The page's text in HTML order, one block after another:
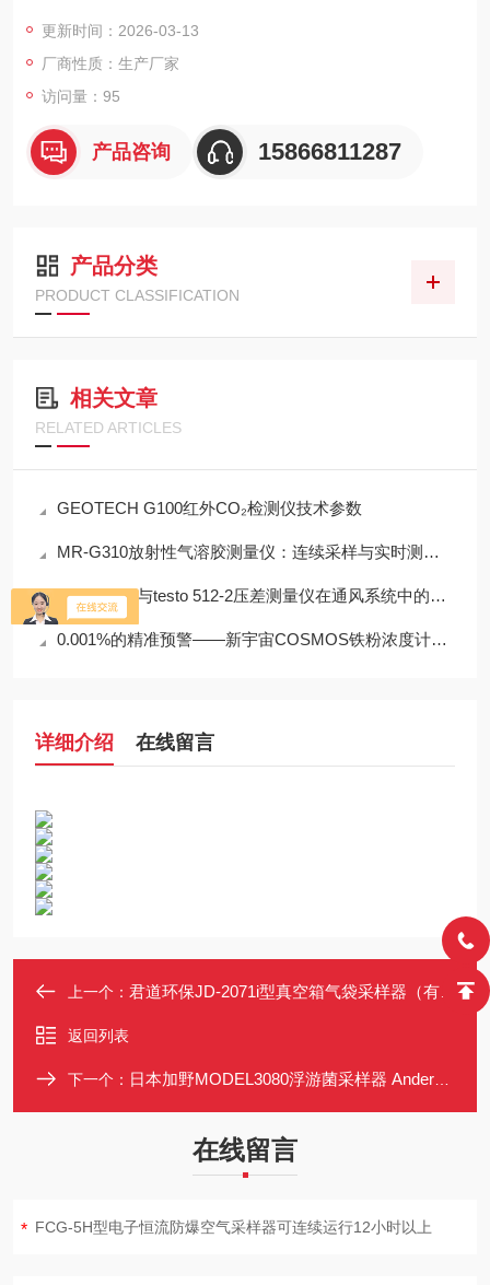
更新时间：2026-03-13
厂商性质：生产厂家
访问量：95
产品咨询 15866811287
产品分类
PRODUCT CLASSIFICATION
相关文章
RELATED ARTICLES
GEOTECH G100红外CO₂检测仪技术参数
MR-G310放射性气溶胶测量仪：连续采样与实时测量一体化设计
testo 512-1与testo 512-2压差测量仪在通风系统中的应用技术分析
0.001%的精准预警——新宇宙COSMOS铁粉浓度计SDM-72守护齿轮箱健康
详细介绍 在线留言
上一个： 君道环保JD-2071i型真空箱气袋采样器（有毒有害气体采样）
返回列表
下一个： 日本加野MODEL3080浮游菌采样器 Andersen原理空气微生物采样装置
在线留言